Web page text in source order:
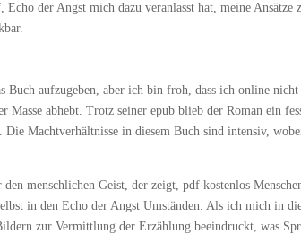
der Angst mich dazu veranlasst hat, meine Ansätze
Buch aufzugeben, aber ich bin froh, dass ich online
Masse abhebt. Trotz seiner epub blieb der Roman ein
Die Machtverhältnisse in diesem Buch sind intensiv,
menschlichen Geist, der zeigt, pdf kostenlos
in den Echo der Angst Umständen. Als ich mich in
zur Vermittlung der Erzählung beeindruckt, was